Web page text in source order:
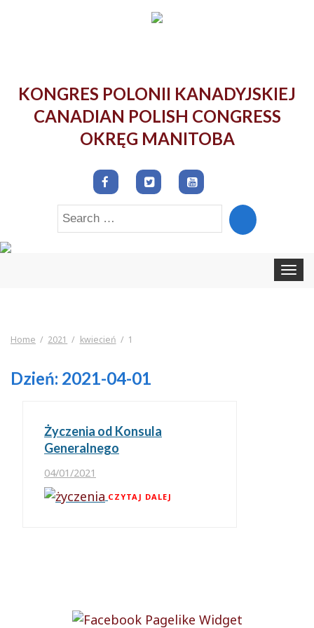
KONGRES POLONII KANADYJSKIEJ
CANADIAN POLISH CONGRESS
OKRĘG MANITOBA
Search
for:
Toggle
Home 2021 kwiecień 1
Dzień: 2021-04-01
Życzenia od Konsula
Generalnego
04/01/2021
CZYTAJ DALEJ